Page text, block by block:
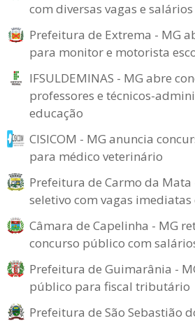
com diversas vagas e
Prefeitura de Extrema - MG
para monitor e motorista
IFSULDEMINAS - MG abre
professores e técnicos-
educação
CISICOM - MG anuncia
para médico veterinário
Prefeitura de Carmo da Mata
seletivo com vagas imediatas
Câmara de Capelinha - MG
concurso público com
Prefeitura de Guimarânia -
público para fiscal tributário
Prefeitura de São Sebastião